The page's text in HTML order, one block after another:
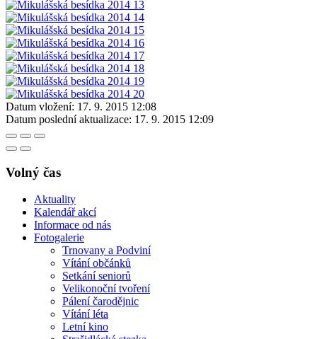
Datum vložení: 17. 9. 2015 12:08
Datum poslední aktualizace: 17. 9. 2015 12:09
Volný čas
Aktuality
Kalendář akcí
Informace od nás
Fotogalerie
Trnovany a Podviní
Vítání občánků
Setkání seniorů
Velikonoční tvoření
Pálení čarodějnic
Vítání léta
Letní kino